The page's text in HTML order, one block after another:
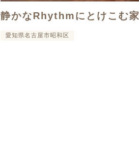
静かなRhythmにとけこむ家
愛知県名古屋市昭和区